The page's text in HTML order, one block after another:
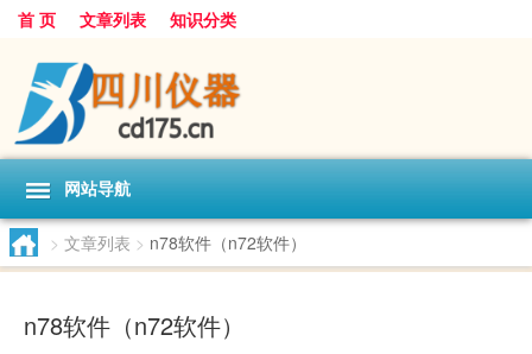
首 页 文章列表 知识分类
网站导航
> 文章列表 > n78软件（n72软件）
n78软件（n72软件）